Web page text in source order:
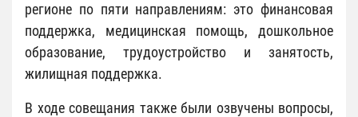
регионе по пяти направлениям: это финансовая
поддержка, медицинская помощь, дошкольное
образование, трудоустройство и занятость,
жилищная поддержка.
В ходе совещания также были озвучены вопросы,